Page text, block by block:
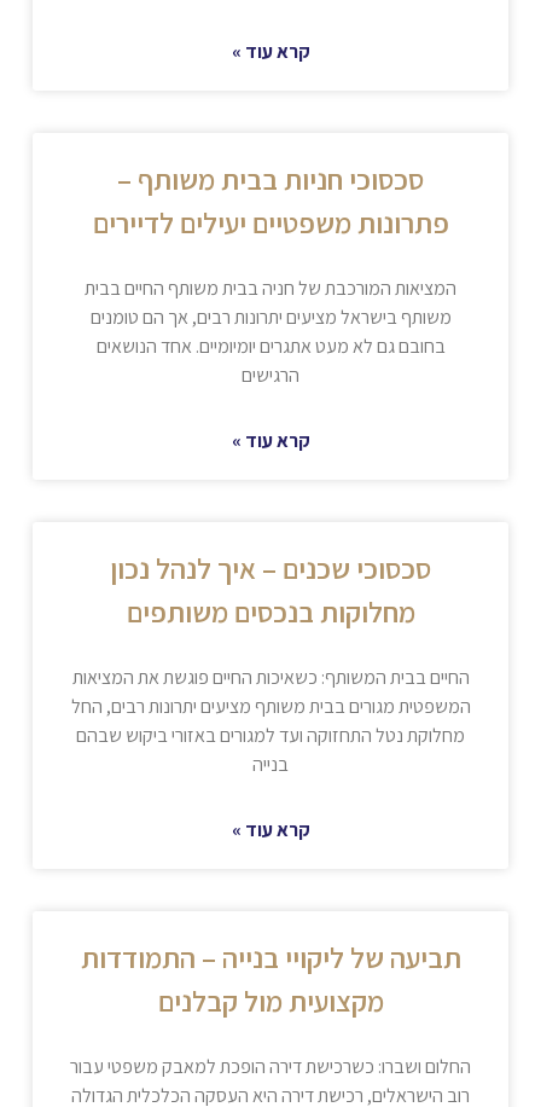
קרא עוד »
סכסוכי חניות בבית משותף –
פתרונות משפטיים יעילים לדיירים
המציאות המורכבת של חניה בבית משותף החיים בבית
משותף בישראל מציעים יתרונות רבים, אך הם טומנים
בחובם גם לא מעט אתגרים יומיומיים. אחד הנושאים
הרגישים
קרא עוד »
סכסוכי שכנים – איך לנהל נכון
מחלוקות בנכסים משותפים
החיים בבית המשותף: כשאיכות החיים פוגשת את המציאות
המשפטית מגורים בבית משותף מציעים יתרונות רבים, החל
מחלוקת נטל התחזוקה ועד למגורים באזורי ביקוש שבהם
בנייה
קרא עוד »
תביעה של ליקויי בנייה – התמודדות
מקצועית מול קבלנים
החלום ושברו: כשרכישת דירה הופכת למאבק משפטי עבור
רוב הישראלים, רכישת דירה היא העסקה הכלכלית הגדולה